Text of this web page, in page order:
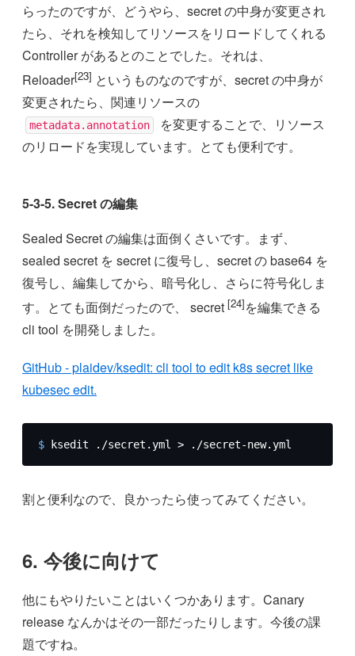
らったのですが、どうやら、secret の中身が変更され
たら、それを検知してリソースをリロードしてくれる
Controller があるとのことでした。それは、
Reloader[23] というものなのですが、secret の中身が
変更されたら、関連リソースの
metadata.annotation
を変更することで、リソース
のリロードを実現しています。とても便利です。
5-3-5. Secret の編集
Sealed Secret の編集は面倒くさいです。まず、
sealed secret を secret に復号し、secret の base64 を
復号し、編集してから、暗号化し、さらに符号化しま
す。とても面倒だったので、 secret [24]を編集できる
cli tool を開発しました。
GitHub - plaidev/ksedit: cli tool to edit k8s secret like
kubesec edit.
$ ksedit ./secret.yml > ./secret-new.yml
割と便利なので、良かったら使ってみてください。
6. 今後に向けて
他にもやりたいことはいくつかあります。Canary
release なんかはその一部だったりします。今後の課
題ですね。